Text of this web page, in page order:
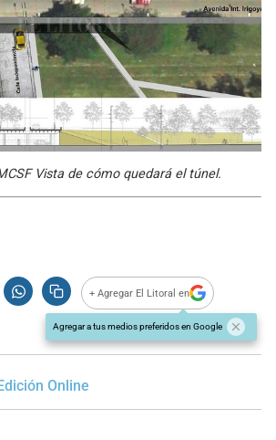
Vista de cómo quedará el túnel.
+ Agregar El Litoral en
Agregar a tus medios preferidos en Google
Edición Online